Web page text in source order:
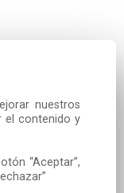
nuestros
el contenido y
“Aceptar”,